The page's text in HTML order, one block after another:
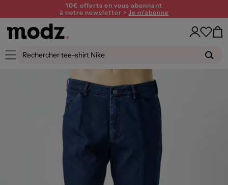
10€ offerts en vous abonnant
à notre newsletter > Je m'abonne